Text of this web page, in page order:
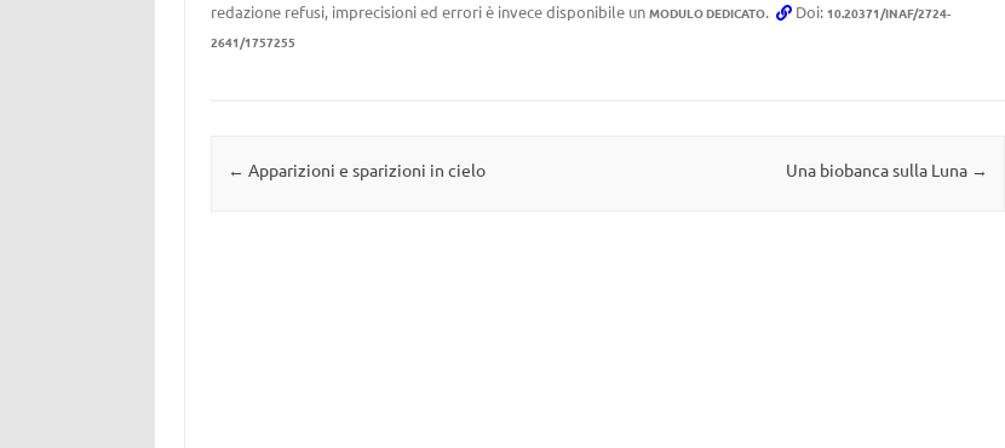
redazione refusi, imprecisioni ed errori è invece disponibile un MODULO DEDICATO. Doi: 10.20371/INAF/2724-
2641/1757255
Navigazione articolo
← Apparizioni e sparizioni in cielo Una biobanca sulla Luna →